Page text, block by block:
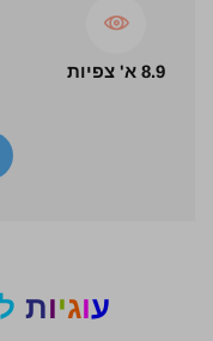
8.9 א' צפיות
עוגיות ל